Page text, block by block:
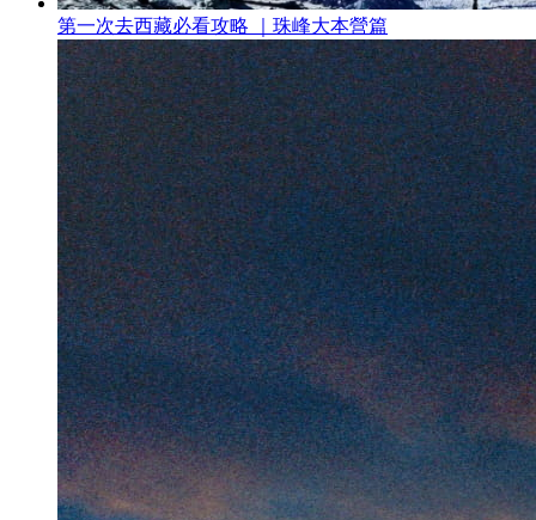
第一次去西藏必看攻略 ｜珠峰大本營篇